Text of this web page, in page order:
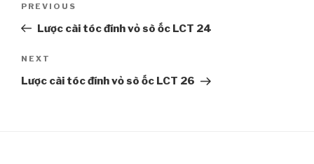
Previous
Post
PREVIOUS
Lược cài tóc đính vỏ sò ốc LCT 24
Next
Post
NEXT
Lược cài tóc đính vỏ sò ốc LCT 26